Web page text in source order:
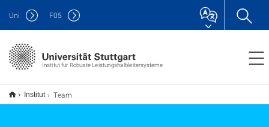
Institut für Robuste Leistungshalbleitersysteme
Uni F05
Institut Team